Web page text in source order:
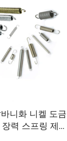
니화 니켈 도금
력 스프링 제작